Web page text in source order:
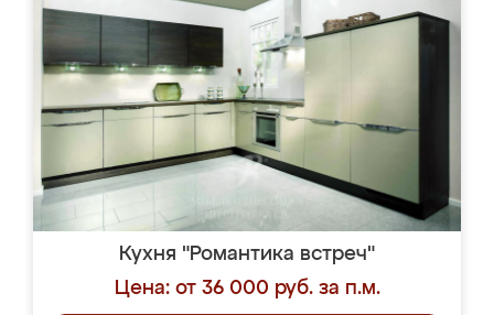
Кухня "Романтика встреч"
Цена: от 36 000 руб. за п.м.